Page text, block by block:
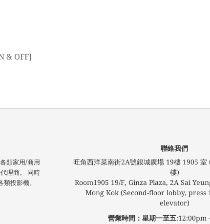
類家用/商用
理商。 同時
類投影機。
聯絡我們
旺角西洋菜南街2A號銀城廣場​ 19樓 1905 室
樓)
Room1905 19/F, Ginza Plaza, 2A Sai
Mong Kok (Second-floor lobby, press
elevator)
營業時間：星期一至五:12:00pm